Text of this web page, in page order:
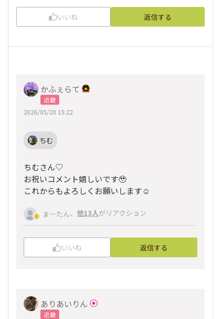
いいね 返信する
かふぇらて
近畿
2026/05/20 15:22
ちむ
ちむさん♡
お祝いコメント嬉しいです🥹
これからもよろしくお願いします☺️
まーたん、 他13人がリアクション
いいね 返信する
ありあいりん
近畿